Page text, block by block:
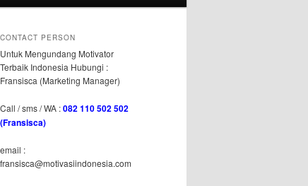
CONTACT PERSON
Untuk Mengundang Motivator
Terbaik Indonesia Hubungi :
Fransisca (Marketing Manager)
Call / sms / WA :082 110 502 502
(Fransisca)
email :
fransisca@motivasiindonesia.com